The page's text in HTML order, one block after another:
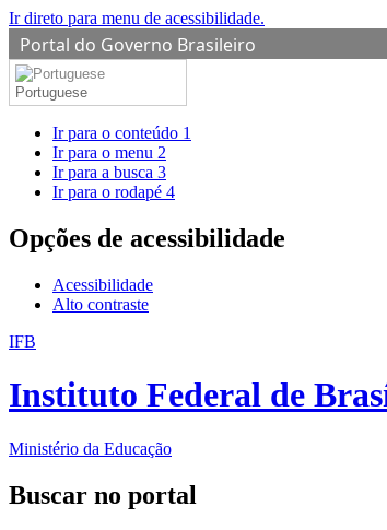
Ir direto para menu de acessibilidade.
Portal do Governo Brasileiro
Portuguese
Ir para o conteúdo 1
Ir para o menu 2
Ir para a busca 3
Ir para o rodapé 4
Opções de acessibilidade
Acessibilidade
Alto contraste
IFB
Instituto Federal de
Ministério da Educação
Buscar no portal